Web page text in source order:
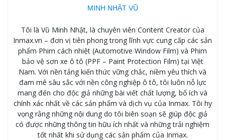
MINH NHẬT VŨ
Tôi là Vũ Minh Nhật, là chuyên viên Content Creator của
Inmax.vn – đơn vị tiên phong trong lĩnh vực cung cấp các sản
phẩm Phim cách nhiệt (Automotive Window Film) và Phim
bảo vệ sơn xe ô tô (PPF – Paint Protection Film) tại Việt
Nam. Với nền tảng kiến thức vững chắc, niềm yêu thích và
đam mê sâu sắc với nền công nghiệp ô tô, tôi luôn nỗ lực
mang đến cho độc giả những bài viết chất lượng, bổ ích và
chính xác nhất về các sản phẩm và dịch vụ của Inmax. Tôi hy
vọng rằng những nội dung do tôi biên soạn sẽ giúp độc giả
có được những thông tin hữu ích nhất và những trải nghiệm
tốt nhất khi sử dụng các sản phẩm của Inmax.